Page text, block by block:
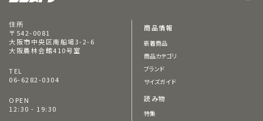
住所
〒542-0081
大阪市中央区南船場3-2-6
大阪農林会館410号室
TEL
06-6282-0304
OPEN
12:30 - 19:30
商品情報
新着商品
商品カテゴリ
ブランド
サイズガイド
読み物
特集